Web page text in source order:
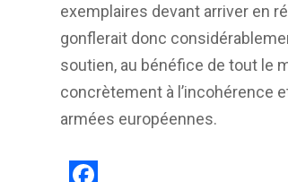
exemplaires devant arriver en
gonflerait donc
soutien, au bénéfice de tout le
concrètement à l’incohérence
armées européennes.